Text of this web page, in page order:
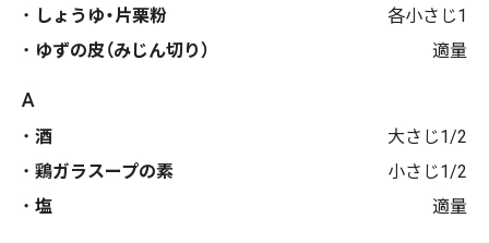
しょうゆ・片栗粉
各小さじ1
ゆずの皮（みじん切り）
適量
A
酒
大さじ1/2
鶏ガラスープの素
小さじ1/2
塩
適量